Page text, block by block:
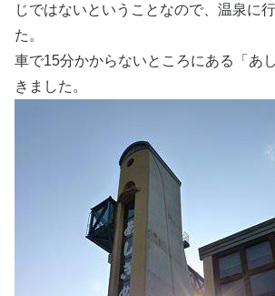
じではないということなので、温泉に
た。
車で15分かからないところにある「あ
きました。